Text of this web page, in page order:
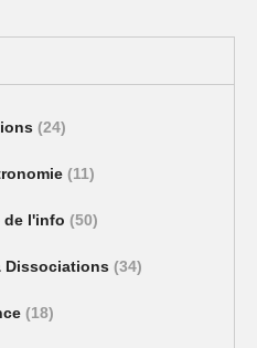
(24)
(11)
de l'info (50)
Dissociations (34)
(18)